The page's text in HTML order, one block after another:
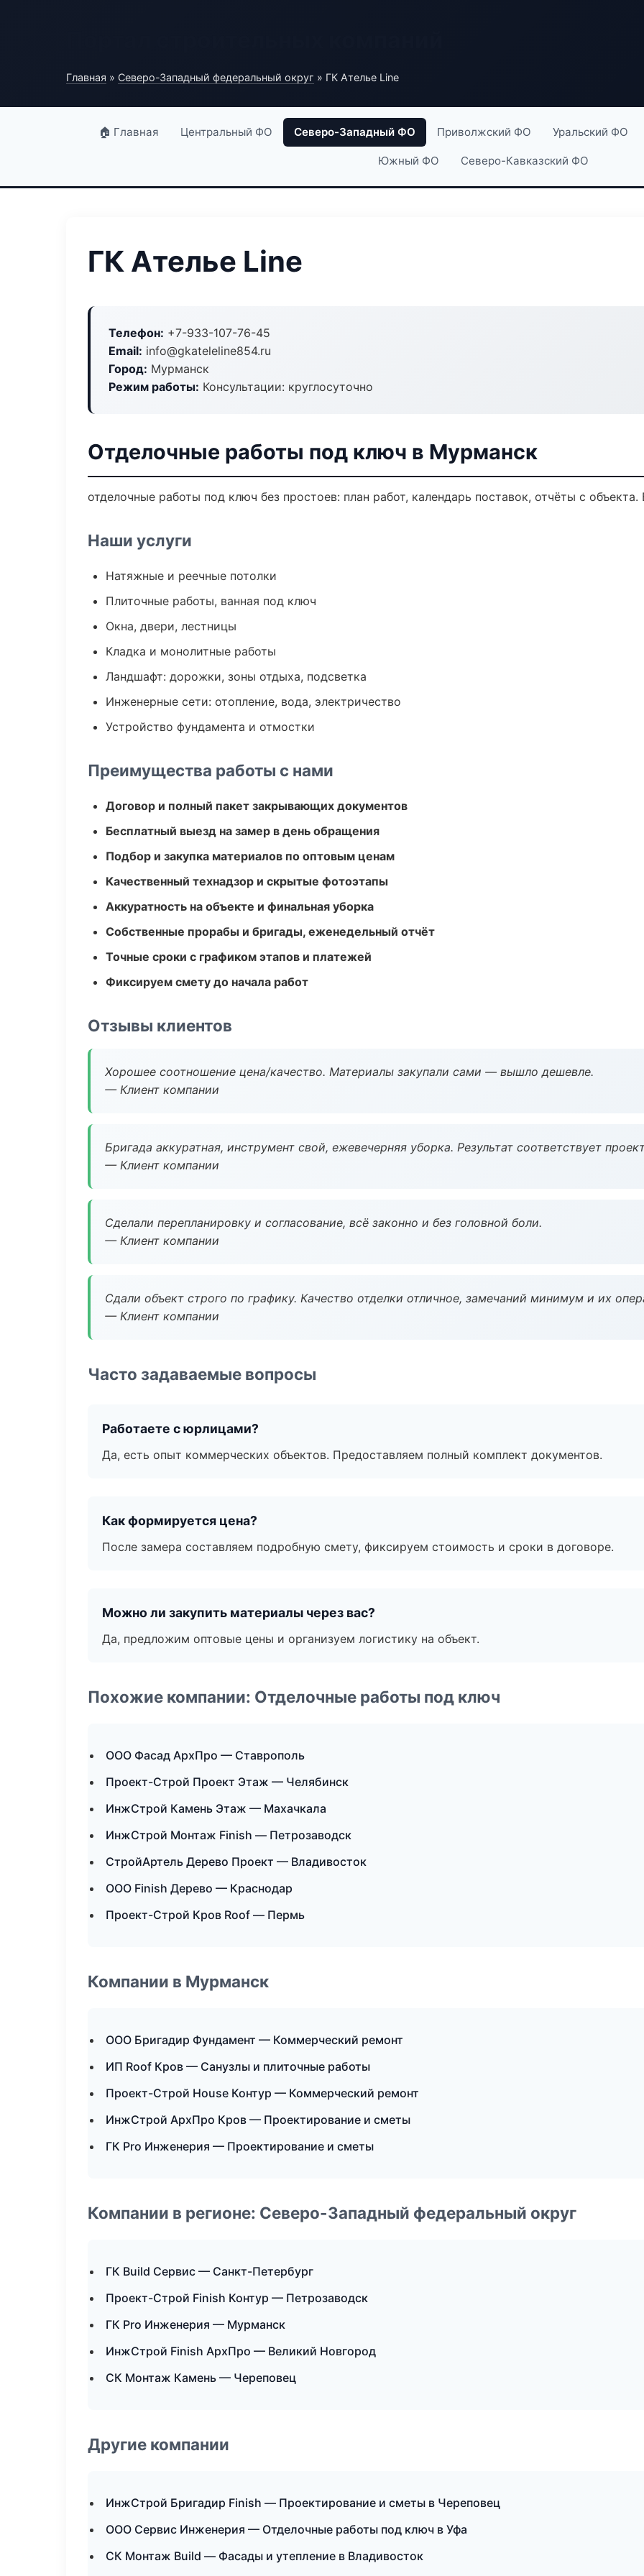
Главная » Северо-Западный федеральный округ » ГК Ателье Line
🏠 Главная Центральный ФО Северо-Западный ФО Приволжский ФО Уральский ФО
Южный ФО Северо-Кавказский ФО
ГК Ателье Line
Телефон: +7-933-107-76-45
Email: info@gkateleline854.ru
Город: Мурманск
Режим работы: Консультации: круглосуточно
Отделочные работы под ключ в Мурманск
отделочные работы под ключ без простоев: план работ, календарь поставок, отчёты с объекта.
Наши услуги
Натяжные и реечные потолки
Плиточные работы, ванная под ключ
Окна, двери, лестницы
Кладка и монолитные работы
Ландшафт: дорожки, зоны отдыха, подсветка
Инженерные сети: отопление, вода, электричество
Устройство фундамента и отмостки
Преимущества работы с нами
Договор и полный пакет закрывающих документов
Бесплатный выезд на замер в день обращения
Подбор и закупка материалов по оптовым ценам
Качественный технадзор и скрытые фотоэтапы
Аккуратность на объекте и финальная уборка
Собственные прорабы и бригады, еженедельный отчёт
Точные сроки с графиком этапов и платежей
Фиксируем смету до начала работ
Отзывы клиентов
Хорошее соотношение цена/качество. Материалы закупали сами — вышло дешевле.
— Клиент компании
Бригада аккуратная, инструмент свой, ежевечерняя уборка. Результат соответствует
— Клиент компании
Сделали перепланировку и согласование, всё законно и без головной боли.
— Клиент компании
Сдали объект строго по графику. Качество отделки отличное, замечаний минимум и их
— Клиент компании
Часто задаваемые вопросы
Работаете с юрлицами?
Да, есть опыт коммерческих объектов. Предоставляем полный комплект документов.
Как формируется цена?
После замера составляем подробную смету, фиксируем стоимость и сроки в договоре.
Можно ли закупить материалы через вас?
Да, предложим оптовые цены и организуем логистику на объект.
Похожие компании: Отделочные работы под ключ
ООО Фасад АрхПро — Ставрополь
Проект-Строй Проект Этаж — Челябинск
ИнжСтрой Камень Этаж — Махачкала
ИнжСтрой Монтаж Finish — Петрозаводск
СтройАртель Дерево Проект — Владивосток
ООО Finish Дерево — Краснодар
Проект-Строй Кров Roof — Пермь
Компании в Мурманск
ООО Бригадир Фундамент — Коммерческий ремонт
ИП Roof Кров — Санузлы и плиточные работы
Проект-Строй House Контур — Коммерческий ремонт
ИнжСтрой АрхПро Кров — Проектирование и сметы
ГК Pro Инженерия — Проектирование и сметы
Компании в регионе: Северо-Западный федеральный округ
ГК Build Сервис — Санкт-Петербург
Проект-Строй Finish Контур — Петрозаводск
ГК Pro Инженерия — Мурманск
ИнжСтрой Finish АрхПро — Великий Новгород
СК Монтаж Камень — Череповец
Другие компании
ИнжСтрой Бригадир Finish — Проектирование и сметы в Череповец
ООО Сервис Инженерия — Отделочные работы под ключ в Уфа
СК Монтаж Build — Фасады и утепление в Владивосток